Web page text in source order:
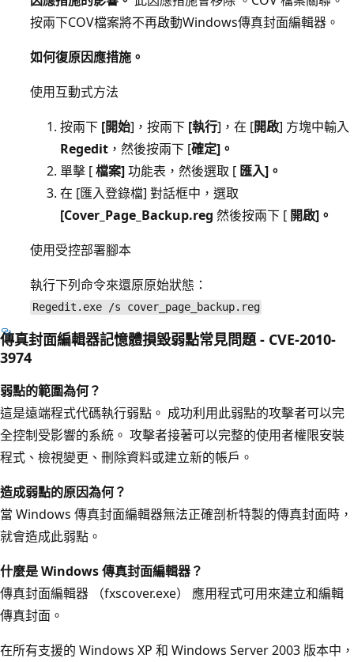
按兩下COV檔案將不再啟動Windows傳真封面編輯器。
如何復原因應措施。
使用互動式方法
按兩下 [開始]，按兩下 [執行]，在 [開啟] 方塊中輸入
Regedit ，然後按兩下 [確定]。
單擊 [檔案]功能表，然後選取 [ 匯入]。
在 [匯入登錄檔] 對話框中，選取
[Cover_Page_Backup.reg 然後按兩下 [ 開啟]。
使用受控部署腳本
執行下列命令來還原原始狀態：
Regedit.exe /s cover_page_backup.reg
傳真封面編輯器記憶體損毀弱點常見問題 - CVE-2010-
3974
弱點的範圍為何？
這是遠端程式代碼執行弱點。 成功利用此弱點的攻擊者可以完
全控制受影響的系統。 攻擊者接著可以完整的使用者權限安裝
程式、檢視變更、刪除資料或建立新的帳戶。
造成弱點的原因為何？
當 Windows 傳真封面編輯器無法正確剖析特製的傳真封面時，
就會造成此弱點。
什麼是 Windows 傳真封面編輯器？
傳真封面編輯器 （fxscover.exe） 應用程式可用來建立和編輯
傳真封面。
在所有支援的 Windows XP 和 Windows Server 2003 版本中，